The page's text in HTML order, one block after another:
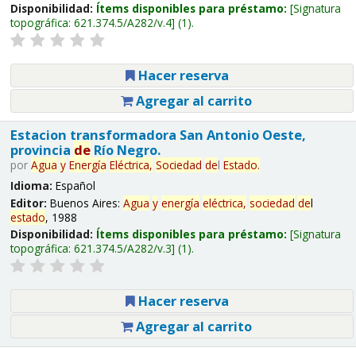
Disponibilidad: Ítems disponibles para préstamo: Signatura
topográfica: 621.374.5/A282/v.4 (1).
Hacer reserva
Agregar al carrito
Estacion transformadora San Antonio Oeste,
provincia deRío Negro.
por Agua y Energía Eléctrica, Sociedad del Estado.
Idioma: Español
Editor: Buenos Aires: Agua y energía eléctrica, sociedad del
estado, 1988
Disponibilidad: Ítems disponibles para préstamo: Signatura
topográfica: 621.374.5/A282/v.3 (1).
Hacer reserva
Agregar al carrito